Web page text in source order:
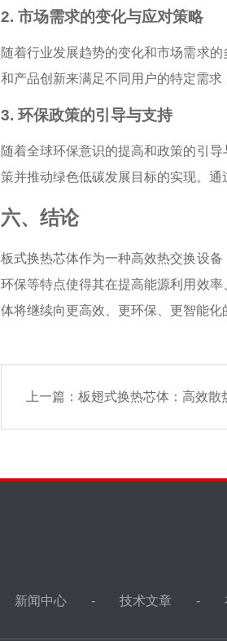
2. 市场需求的变化与应对策略
随着行业发展趋势的变化和市场需求
和产品创新来满足不同用户的特定需求
3. 环保政策的引导与支持
随着全球环保意识的提高和政策的引
策并推动绿色低碳发展目标的实现。
六、结论
板式换热芯体作为一种高效热交换设
环保等特点使得其在提高能源利用效
体将继续向更高效、更环保、更智能
上一篇： 板翅式换热芯体：高效散
新闻中心 技术文章